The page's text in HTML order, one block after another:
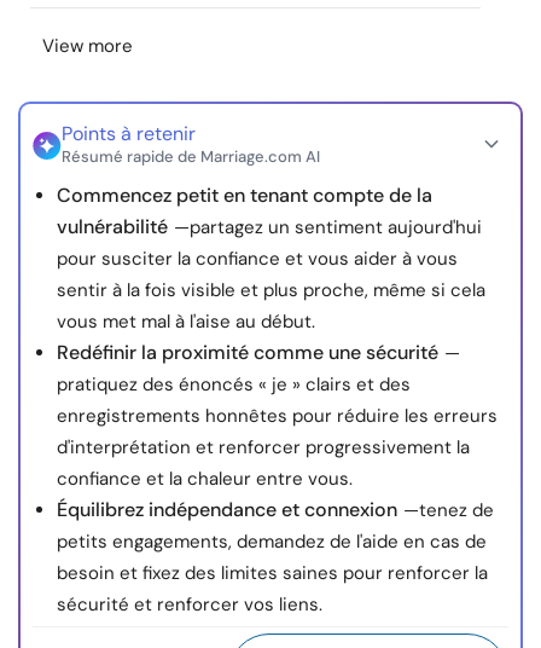
À propos de nous
© Copyright 2026. Tous droits réservés.
View more
Points à retenir
Résumé rapide de Marriage.com AI
Commencez petit en tenant compte de la
vulnérabilité —partagez un sentiment aujourd'hui
pour susciter la confiance et vous aider à vous
sentir à la fois visible et plus proche, même si cela
vous met mal à l'aise au début.
Redéfinir la proximité comme une sécurité —
pratiquez des énoncés « je » clairs et des
enregistrements honnêtes pour réduire les erreurs
d'interprétation et renforcer progressivement la
confiance et la chaleur entre vous.
Équilibrez indépendance et connexion —tenez de
petits engagements, demandez de l'aide en cas de
besoin et fixez des limites saines pour renforcer la
sécurité et renforcer vos liens.